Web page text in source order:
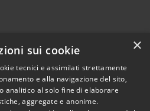
Copyright © 2026 • Comune di
×
sui cookie
tecnici e assimilati strettamente
e alla navigazione del sito,
analitico al solo fine di elaborare
aggregate e anonime.